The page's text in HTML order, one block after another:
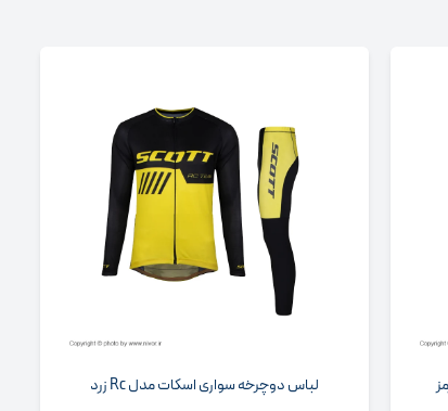
لباس دوچرخه سواری اسکات مدل Rc نارن...